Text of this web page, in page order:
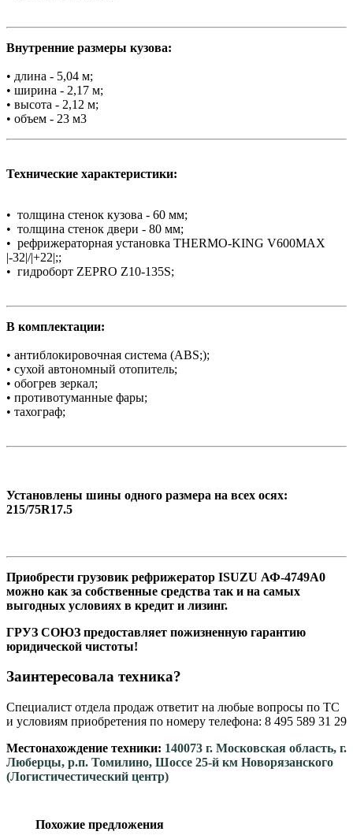
Внутренние размеры кузова:
• длина - 5,04 м;
• ширина - 2,17 м;
• высота - 2,12 м;
• объем - 23 м3
Технические характеристики:
• толщина стенок кузова - 60 мм;
• толщина стенок двери - 80 мм;
• рефрижераторная установка THERMO-KING V600MAX
|-32|/|+22|;;
• гидроборт ZEPRO Z10-135S;
В комплектации:
• антиблокировочная система (ABS;);
• сухой автономный отопитель;
• обогрев зеркал;
• противотуманные фары;
• тахограф;
Установлены шины одного размера на всех осях:
215/75R17.5
Приобрести грузовик рефрижератор ISUZU АФ-4749А0
можно как за собственные средства так и на самых
выгодных условиях в кредит и лизинг.
ГРУЗ СОЮЗ предоставляет пожизненную гарантию
юридической чистоты!
Заинтересовала техника?
Специалист отдела продаж ответит на любые вопросы по ТС
и условиям приобретения по номеру телефона: 8 495 589 31 29
Местонахождение техники: 140073 г. Московская область, г.
Люберцы, р.п. Томилино, Шоссе 25-й км Новорязанского
(Логистичестический центр)
Похожие предложения